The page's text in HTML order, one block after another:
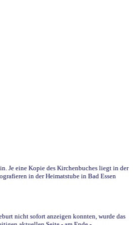
Je eine Kopie des Kirchenbuches liegt in der
in der Heimatstube in Bad Essen
nicht sofort anzeigen konnten, wurde das